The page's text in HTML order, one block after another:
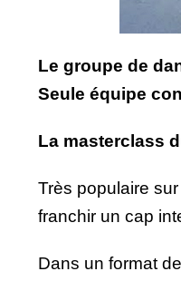
Le groupe de
Seule équipe
La masterclass
Très populaire
franchir un cap
Dans un format